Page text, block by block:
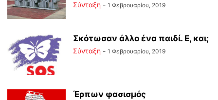
Σύνταξη - 1 Φεβρουαρίου, 2019
Σκότωσαν άλλο ένα παιδί. Ε, και;
Σύνταξη - 1 Φεβρουαρίου, 2019
Έρπων φασισμός